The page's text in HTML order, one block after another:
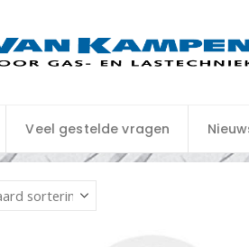
Veel gestelde vragen